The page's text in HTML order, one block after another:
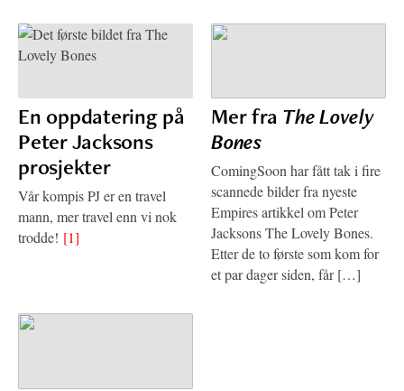
En oppdatering på
Peter Jacksons
prosjekter
Vår kompis PJ er en travel
mann, mer travel enn vi nok
trodde! [1]
Mer fra The Lovely
Bones
ComingSoon har fått tak i fire
scannede bilder fra nyeste
Empires artikkel om Peter
Jacksons The Lovely Bones.
Etter de to første som kom for
et par dager siden, får […]